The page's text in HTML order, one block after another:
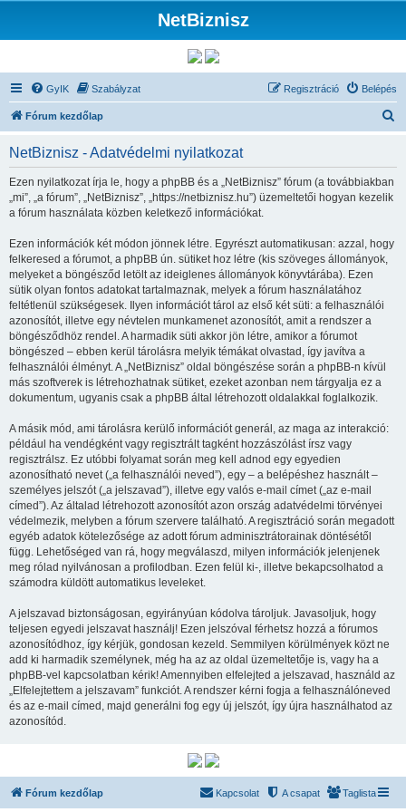
NetBiznisz
GyIK Szabályzat Belépés
Regisztráció
Fórum kezdőlap
NetBiznisz - Adatvédelmi nyilatkozat
Ezen nyilatkozat írja le, hogy a phpBB és a „NetBiznisz” fórum (a továbbiakban
„mi”, „a fórum”, „NetBiznisz”, „https://netbiznisz.hu”) üzemeltetői hogyan kezelik
a fórum használata közben keletkező információkat.
Ezen információk két módon jönnek létre. Egyrészt automatikusan: azzal, hogy
felkeresed a fórumot, a phpBB ún. sütiket hoz létre (kis szöveges állományok,
melyeket a böngésződ letölt az ideiglenes állományok könyvtárába). Ezen
sütik olyan fontos adatokat tartalmaznak, melyek a fórum használatához
feltétlenül szükségesek. Ilyen információt tárol az első két süti: a felhasználói
azonosítót, illetve egy névtelen munkamenet azonosítót, amit a rendszer a
böngésződhöz rendel. A harmadik süti akkor jön létre, amikor a fórumot
böngészed – ebben kerül tárolásra melyik témákat olvastad, így javítva a
felhasználói élményt. A „NetBiznisz” oldal böngészése során a phpBB-n kívül
más szoftverek is létrehozhatnak sütiket, ezeket azonban nem tárgyalja ez a
dokumentum, ugyanis csak a phpBB által létrehozott oldalakkal foglalkozik.
A másik mód, ami tárolásra kerülő információt generál, az maga az interakció:
például ha vendégként vagy regisztrált tagként hozzászólást írsz vagy
regisztrálsz. Ez utóbbi folyamat során meg kell adnod egy egyedien
azonosítható nevet („a felhasználói neved”), egy – a belépéshez használt –
személyes jelszót („a jelszavad”), illetve egy valós e-mail címet („az e-mail
címed”). Az általad létrehozott azonosítót azon ország adatvédelmi törvényei
védelmezik, melyben a fórum szervere található. A regisztráció során megadott
egyéb adatok kötelezősége az adott fórum adminisztrátorainak döntésétől
függ. Lehetőséged van rá, hogy megválaszd, milyen információk jelenjenek
meg rólad nyilvánosan a profilodban. Ezen felül ki-, illetve bekapcsolhatod a
számodra küldött automatikus leveleket.
A jelszavad biztonságosan, egyirányúan kódolva tároljuk. Javasoljuk, hogy
teljesen egyedi jelszavat használj! Ezen jelszóval férhetsz hozzá a fórumos
azonosítódhoz, így kérjük, gondosan kezeld. Semmilyen körülmények közt ne
add ki harmadik személynek, még ha az az oldal üzemeltetője is, vagy ha a
phpBB-vel kapcsolatban kérik! Amennyiben elfelejted a jelszavad, használd az
„Elfelejtettem a jelszavam” funkciót. A rendszer kérni fogja a felhasználóneved
és az e-mail címed, majd generálni fog egy új jelszót, így újra használhatod az
azonosítód.
Fórum kezdőlap Taglista
A csapat
Kapcsolat